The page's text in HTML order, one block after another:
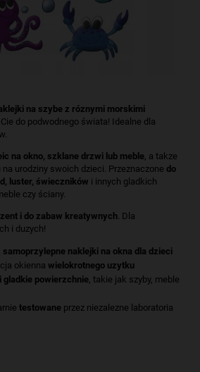
na szybe z róznymi morskimi
do podwodnego świata! Idealne dla
na okno, szklane drzwi lub meble, a takze
urodziny swoich dzieci. Przeznaczone do
luster, świeczników i innych gladkich
czy ściany.
i do zabaw kreatywnych. Dla
i duzych!
samoprzylepne naklejki na okna dla dzieci
okienna wielokrotnego uzytku
gladkie powierzchnie, takie jak szyby, meble
testowane przez niezalezne laboratoria